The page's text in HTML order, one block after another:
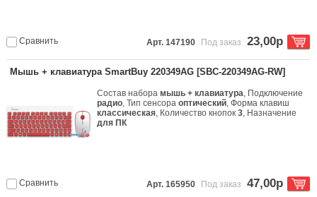
Сравнить Арт. 147190 Под заказ 23,00р
Мышь + клавиатура SmartBuy 220349AG [SBC-220349AG-RW]
Состав наборамышь + клавиатура, Подключение
радио, Тип сенсораоптический, Форма клавиш
классическая, Количество кнопок3, Назначение
для ПК
Сравнить Арт. 165950 Под заказ 47,00р